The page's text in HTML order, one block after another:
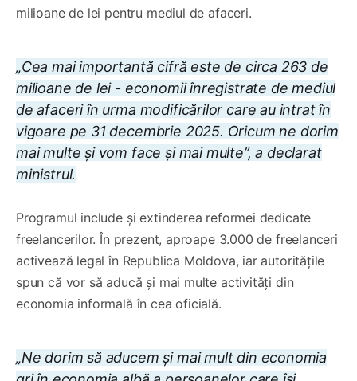
milioane de lei pentru mediul de afaceri.
„Cea mai importantă cifră este de circa 263 de
milioane de lei - economii înregistrate de mediul
de afaceri în urma modificărilor care au intrat în
vigoare pe 31 decembrie 2025. Oricum ne dorim
mai multe și vom face și mai multe”, a declarat
ministrul.
Programul include și extinderea reformei dedicate
freelancerilor. În prezent, aproape 3.000 de freelanceri
activează legal în Republica Moldova, iar autoritățile
spun că vor să aducă și mai multe activități din
economia informală în cea oficială.
„Ne dorim să aducem și mai mult din economia